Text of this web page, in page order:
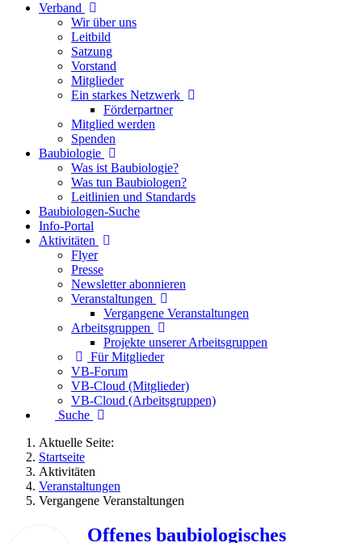
Verband
Wir über uns
Leitbild
Satzung
Vorstand
Mitglieder
Ein starkes Netzwerk
Förderpartner
Mitglied werden
Spenden
Baubiologie
Was ist Baubiologie?
Was tun Baubiologen?
Leitlinien und Standards
Baubiologen-Suche
Info-Portal
Aktivitäten
Flyer
Presse
Newsletter abonnieren
Veranstaltungen
Vergangene Veranstaltungen
Arbeitsgruppen
Projekte unserer Arbeitsgruppen
Für Mitglieder
VB-Forum
VB-Cloud (Mitglieder)
VB-Cloud (Arbeitsgruppen)
Suche
Aktuelle Seite:
Startseite
Aktivitäten
Veranstaltungen
Vergangene Veranstaltungen
Offenes baubiologisches